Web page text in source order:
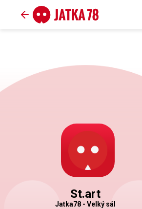
St.art
Jatka78 - Velký sál